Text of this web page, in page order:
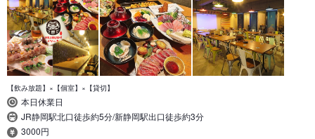
【飲み放題】×【個室】×【貸切】
本日休業日
JR静岡駅北口徒歩約5分/新静岡駅出口徒歩約3分
3000円